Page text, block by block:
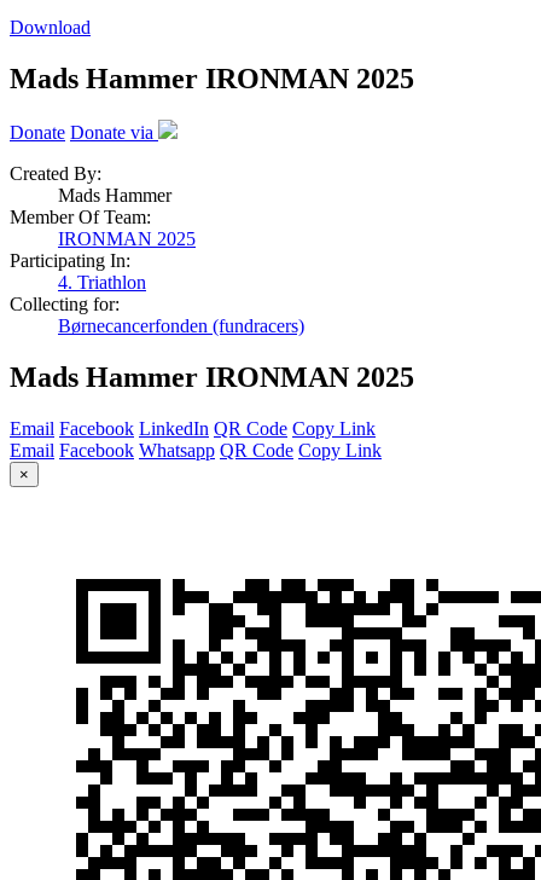
Download
Mads Hammer IRONMAN 2025
Donate Donate via
Created By:
Mads Hammer
Member Of Team:
IRONMAN 2025
Participating In:
4. Triathlon
Collecting for:
Børnecancerfonden (fundracers)
Mads Hammer IRONMAN 2025
Email Facebook LinkedIn QR Code Copy Link
Email Facebook Whatsapp QR Code Copy Link
×